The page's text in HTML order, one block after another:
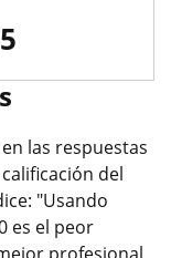
las respuestas
del
"Usando
es el peor